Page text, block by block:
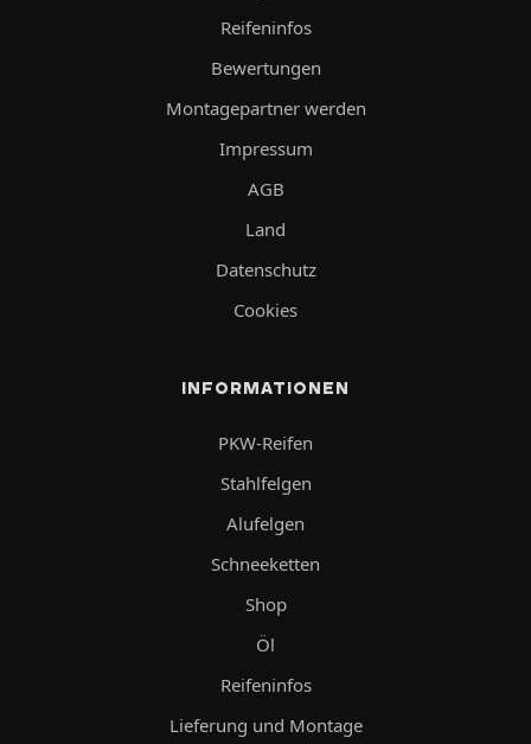
Reifeninfos
Bewertungen
Montagepartner werden
Impressum
AGB
Land
Datenschutz
Cookies
INFORMATIONEN
PKW-Reifen
Stahlfelgen
Alufelgen
Schneeketten
Shop
Öl
Reifeninfos
Lieferung und Montage